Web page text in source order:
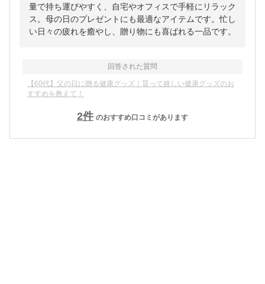
量で持ち運びやすく、自宅やオフィスで手軽にリラック
ス。母の日のプレゼントにも最適なアイテムです。忙し
い日々の疲れを癒やし、贈り物にも喜ばれる一品です。
回答された質問
【60代】父の日に贈る健康グッズ｜貰って嬉しい健康グッズのお
すすめを教えて！
2件 のおすすめ口コミがあります